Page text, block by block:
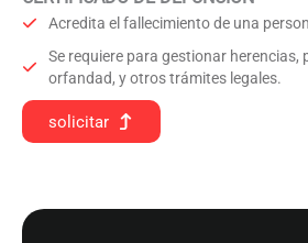
Acredita el fallecimiento de una
Se requiere para gestionar herencias,
orfandad, y otros trámites legales.
solicitar